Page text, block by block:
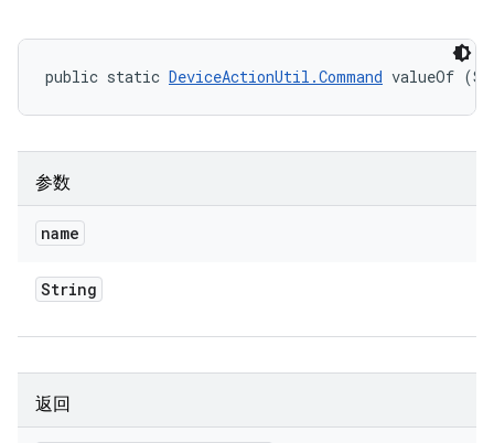
public static DeviceActionUtil.Command valueOf
参数
name
String
返回